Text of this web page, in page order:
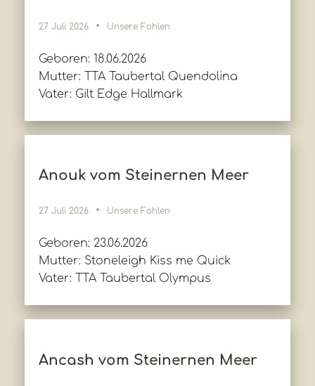
27 Juli 2026 Unsere Fohlen
Geboren: 18.06.2026
Mutter: TTA Taubertal Quendolina
Vater: Gilt Edge Hallmark
Anouk vom Steinernen Meer
27 Juli 2026 Unsere Fohlen
Geboren: 23.06.2026
Mutter: Stoneleigh Kiss me Quick
Vater: TTA Taubertal Olympus
Ancash vom Steinernen Meer